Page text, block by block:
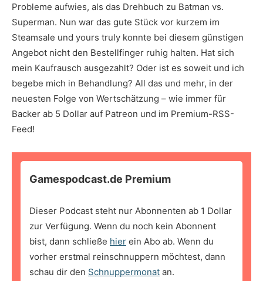
Probleme aufwies, als das Drehbuch zu Batman vs.
Superman. Nun war das gute Stück vor kurzem im
Steamsale und yours truly konnte bei diesem günstigen
Angebot nicht den Bestellfinger ruhig halten. Hat sich
mein Kaufrausch ausgezahlt? Oder ist es soweit und ich
begebe mich in Behandlung? All das und mehr, in der
neuesten Folge von Wertschätzung – wie immer für
Backer ab 5 Dollar auf Patreon und im Premium-RSS-
Feed!
Gamespodcast.de Premium
Dieser Podcast steht nur Abonnenten ab 1 Dollar
zur Verfügung. Wenn du noch kein Abonnent
bist, dann schließe hier ein Abo ab. Wenn du
vorher erstmal reinschnuppern möchtest, dann
schau dir den Schnuppermonat an.